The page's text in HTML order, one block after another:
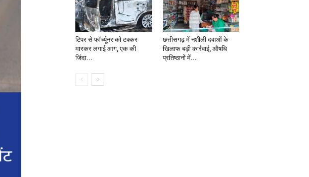
टिपर से फॉर्च्यूनर को टक्कर
मारकर लगाई आग, एक की
जिंदा...
छत्तीसगढ़ में नशीली दवाओं के
खिलाफ बड़ी कार्रवाई, औषधि
प्रतिष्ठानों में...